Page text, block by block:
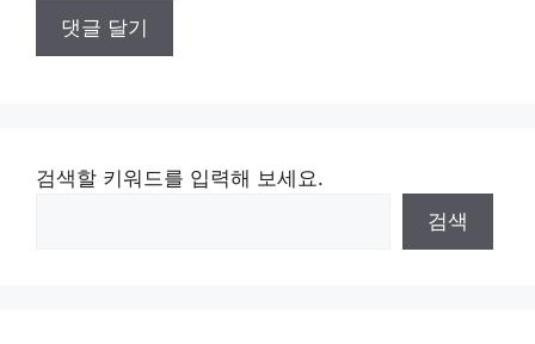
검색할 키워드를 입력해 보세요.
검색